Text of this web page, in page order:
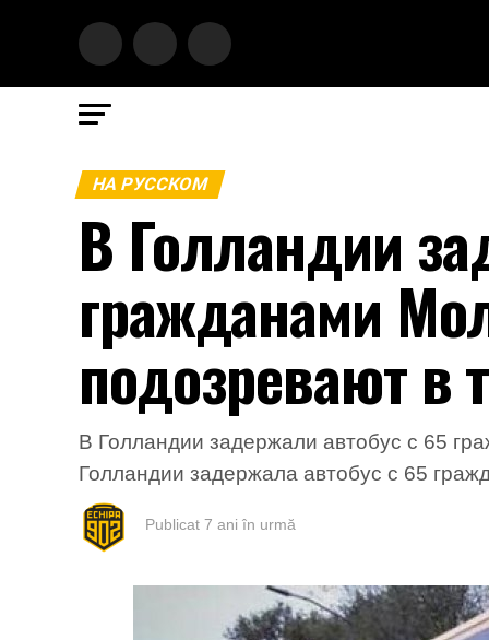
НА РУССКОМ
В Голландии
гражданами
подозревают в
В Голландии задержали автобус с 65
Голландии задержала автобус с 65
Publicat 7 ani în urmă